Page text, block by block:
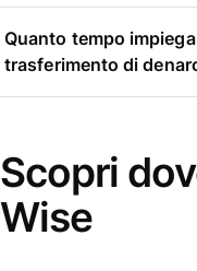
Quanto tempo
trasferimento di
Scopri
Wise